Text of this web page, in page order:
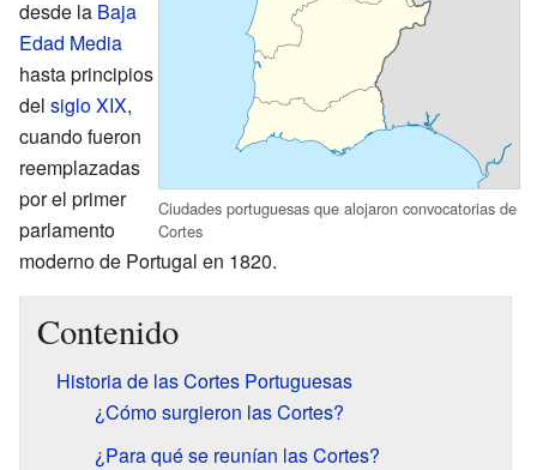
Ciudades portuguesas que alojaron convocatorias de
Cortes
desde la Baja
Edad Media
hasta principios
del siglo XIX,
cuando fueron
reemplazadas
por el primer
parlamento
moderno de Portugal en 1820.
Contenido
Historia de las Cortes Portuguesas
¿Cómo surgieron las Cortes?
¿Para qué se reunían las Cortes?